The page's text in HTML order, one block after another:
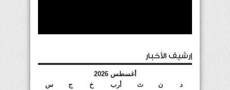
إرشيف الأخبار
أغسطس 2026
د
ن ث أرب خ ج
س